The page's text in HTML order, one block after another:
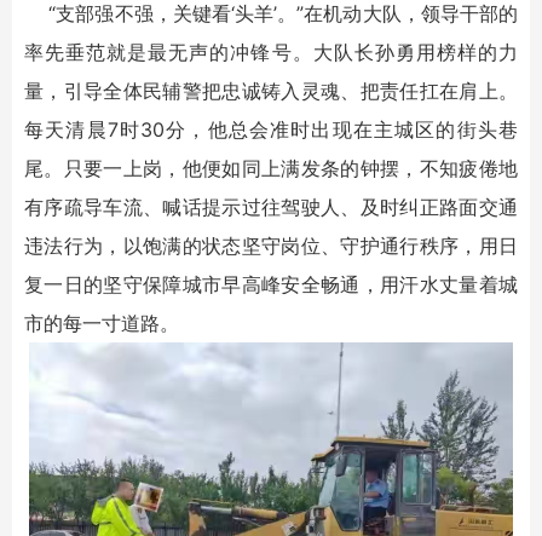
“支部强不强，关键看‘头羊’。”在机动大队，领导干部的
率先垂范就是最无声的冲锋号。大队长孙勇用榜样的力
量，引导全体民辅警把忠诚铸入灵魂、把责任扛在肩上。
每天清晨7时30分，他总会准时出现在主城区的街头巷
尾。只要一上岗，他便如同上满发条的钟摆，不知疲倦地
有序疏导车流、喊话提示过往驾驶人、及时纠正路面交通
违法行为，以饱满的状态坚守岗位、守护通行秩序，用日
复一日的坚守保障城市早高峰安全畅通，用汗水丈量着城
市的每一寸道路。